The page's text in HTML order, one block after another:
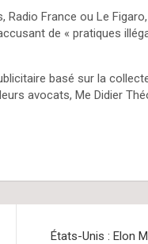
France ou Le
de « pratiques
basé sur la
avocats, Me Didier
États-Unis : Elon